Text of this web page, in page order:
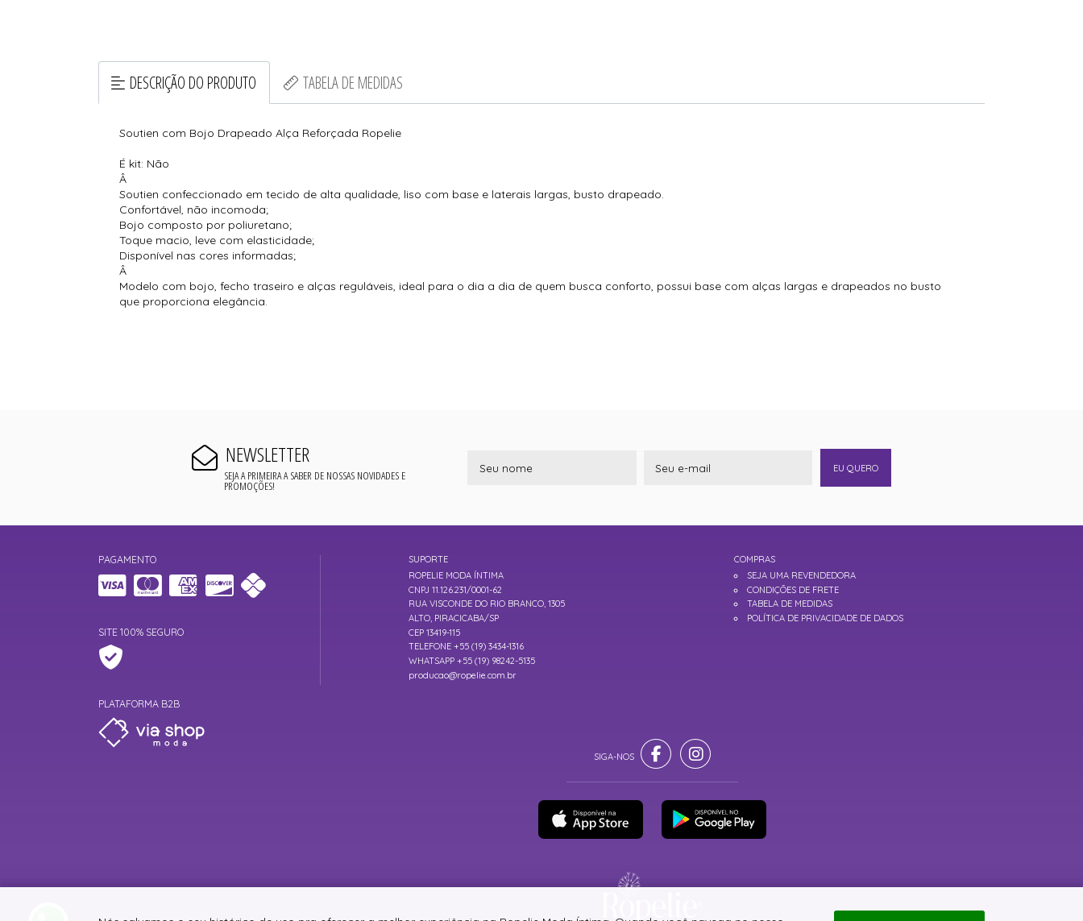
DESCRIÇÃO DO PRODUTO TABELA DE MEDIDAS
Soutien com Bojo Drapeado Alça Reforçada Ropelie
É kit: Não
Â
Soutien confeccionado em tecido de alta qualidade, liso com base e laterais largas, busto drapeado.
Confortável, não incomoda;
Bojo composto por poliuretano;
Toque macio, leve com elasticidade;
Disponível nas cores informadas;
Â
Modelo com bojo, fecho traseiro e alças reguláveis, ideal para o dia a dia de quem busca conforto, possui base com alças largas e drapeados no busto
que proporciona elegância.
NEWSLETTER
SEJA A PRIMEIRA A SABER DE NOSSAS NOVIDADES E
PROMOÇÕES!
EU QUERO
PAGAMENTO
SITE 100% SEGURO
PLATAFORMA B2B
SUPORTE
ROPELIE MODA ÍNTIMA
CNPJ 11.126.231/0001-62
RUA VISCONDE DO RIO BRANCO, 1305
ALTO, PIRACICABA/SP
CEP 13419-115
TELEFONE +55 (19) 3434-1316
WHATSAPP +55 (19) 98242-5135
producao@ropelie.com.br
COMPRAS
SEJA UMA REVENDEDORA
CONDIÇÕES DE FRETE
TABELA DE MEDIDAS
POLÍTICA DE PRIVACIDADE DE DADOS